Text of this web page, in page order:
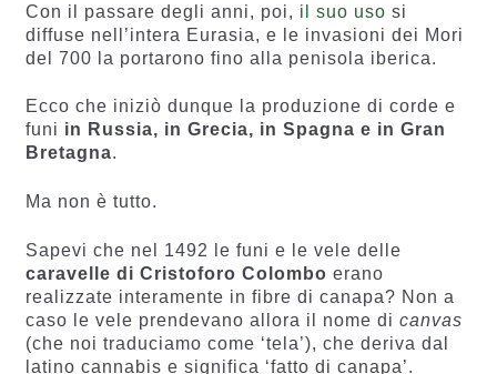
Con il passare degli anni, poi, il suo uso si
diffuse nell’intera Eurasia, e le invasioni dei Mori
del 700 la portarono fino alla penisola iberica.
Ecco che iniziò dunque la produzione di corde e
funi in Russia, in Grecia, in Spagna e in Gran
Bretagna.
Ma non è tutto.
Sapevi che nel 1492 le funi e le vele delle
caravelle di Cristoforo Colombo erano
realizzate interamente in fibre di canapa? Non a
caso le vele prendevano allora il nome di canvas
(che noi traduciamo come ‘tela’), che deriva dal
latino cannabis e significa ‘fatto di canapa’.